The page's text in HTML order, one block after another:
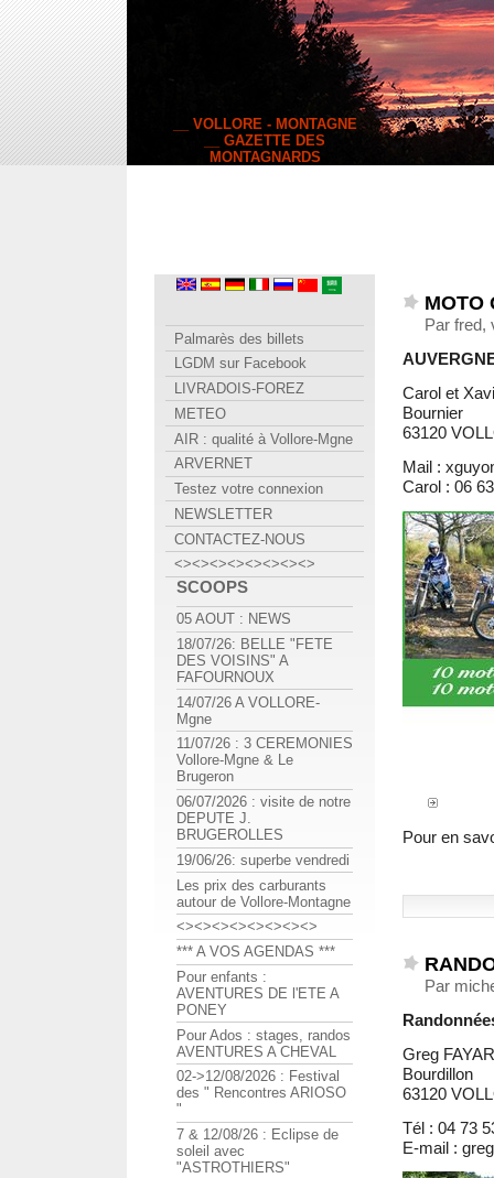
__ VOLLORE - MONTAGNE
__ GAZETTE DES
MONTAGNARDS
MOTO
Par fred,
Carol et
Bournier
63120
Mail :
Carol : 06
Pour en
Par
Greg
Bourdillon
63120
Tél : 04 73
E-mail :
Palmarès des billets
LGDM sur Facebook
LIVRADOIS-FOREZ
METEO
AIR : qualité à Vollore-Mgne
ARVERNET
Testez votre connexion
NEWSLETTER
CONTACTEZ-NOUS
<><><><><><><><>
SCOOPS
05 AOUT : NEWS
18/07/26: BELLE "FETE
DES VOISINS" A
FAFOURNOUX
14/07/26 A VOLLORE-
Mgne
11/07/26 : 3 CEREMONIES
Vollore-Mgne & Le
Brugeron
06/07/2026 : visite de notre
DEPUTE J.
BRUGEROLLES
19/06/26: superbe vendredi
Les prix des carburants
autour de Vollore-Montagne
<><><><><><><><>
*** A VOS AGENDAS ***
Pour enfants :
AVENTURES DE l'ETE A
PONEY
Pour Ados : stages, randos
AVENTURES A CHEVAL
02->12/08/2026 : Festival
des " Rencontres ARIOSO
"
7 & 12/08/26 : Eclipse de
soleil avec
"ASTROTHIERS"